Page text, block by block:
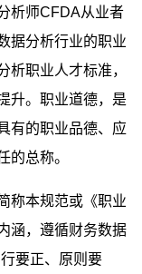
析师CFDA从业者
据分析行业的职业
析职业人才标准，
升。职业道德，是
有的职业品德、应
的总称。
称本规范或《职业
涵，遵循财务数据
要正、原则要